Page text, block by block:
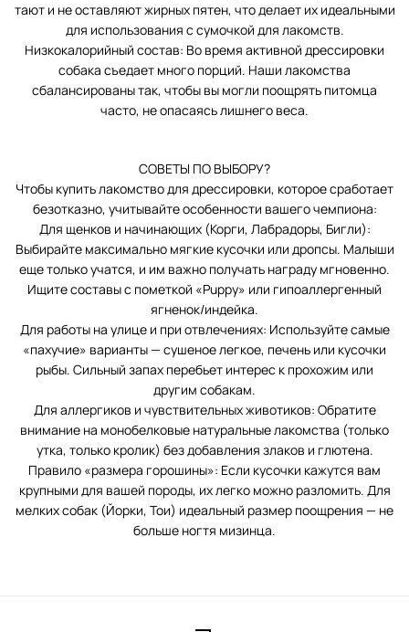
тают и не оставляют жирных пятен, что делает их идеальными
для использования с сумочкой для лакомств.
Низкокалорийный состав: Во время активной дрессировки
собака съедает много порций. Наши лакомства
сбалансированы так, чтобы вы могли поощрять питомца
часто, не опасаясь лишнего веса.
СОВЕТЫ ПО ВЫБОРУ?
Чтобы купить лакомство для дрессировки, которое сработает
безотказно, учитывайте особенности вашего чемпиона:
Для щенков и начинающих (Корги, Лабрадоры, Бигли):
Выбирайте максимально мягкие кусочки или дропсы. Малыши
еще только учатся, и им важно получать награду мгновенно.
Ищите составы с пометкой «Puppy» или гипоаллергенный
ягненок/индейка.
Для работы на улице и при отвлечениях: Используйте самые
«пахучие» варианты — сушеное легкое, печень или кусочки
рыбы. Сильный запах перебьет интерес к прохожим или
другим собакам.
Для аллергиков и чувствительных животиков: Обратите
внимание на монобелковые натуральные лакомства (только
утка, только кролик) без добавления злаков и глютена.
Правило «размера горошины»: Если кусочки кажутся вам
крупными для вашей породы, их легко можно разломить. Для
мелких собак (Йорки, Тои) идеальный размер поощрения — не
больше ногтя мизинца.